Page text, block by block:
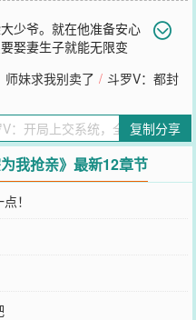
少爷。就在他准备安心
娶妻生子就能无限变
！】宁天反手将神级资源上交
陆的天骄给我生孩子，不然不
。宁风致：“传我宗主令！给
“七杀剑已出鞘！谁敢拒绝天
十万年魂环在手，抢也得把圣
：“凭什么？我两世为人，苦
？！”比比东：“七宝琉璃宗
过去生孩子？！”最终，宁天躺
嗣，无奈叹气：“修罗神？海
神界的神位，都已经被我老婆
宗为我抢亲
荐哦！
师妹求我别卖了 / 斗罗V：都封
复制分享
我抢亲》最新12章节
！